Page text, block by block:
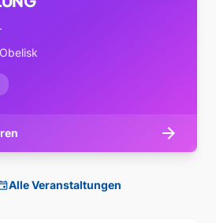
arrow_forward
Alle Veranstaltungen